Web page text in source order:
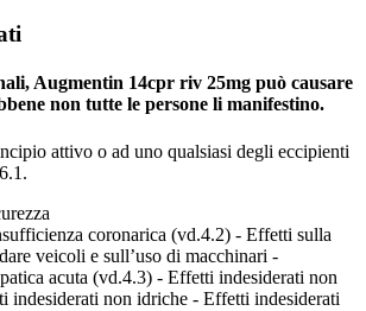
Augmentin 14cpr riv 25mg può causare
non tutte le persone li manifestino.
attivo o ad uno qualsiasi degli eccipienti
coronarica (vd.4.2) - Effetti sulla
veicoli e sull’uso di macchinari -
acuta (vd.4.3) - Effetti indesiderati non
indesiderati non idriche - Effetti indesiderati